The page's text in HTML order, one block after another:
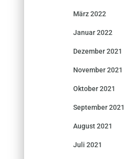
März 2022
Januar 2022
Dezember 2021
November 2021
Oktober 2021
September 2021
August 2021
Juli 2021